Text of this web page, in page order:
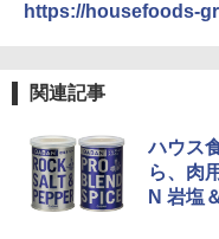
ッ
4
ジ
0℃
ジ
https://housefoods-
関連記事
ハウス
ら、肉
N 岩塩